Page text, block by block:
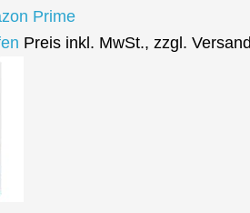
Preis inkl. MwSt., zzgl.